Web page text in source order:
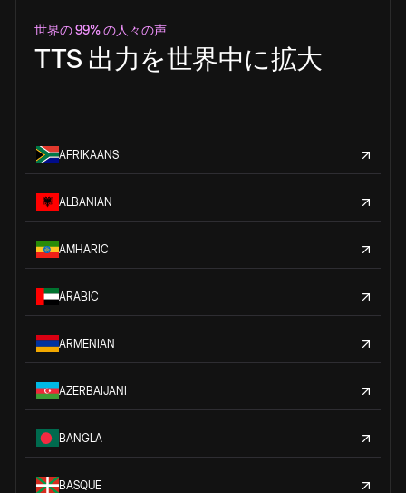
世界の 99% の人々の声
TTS 出力を世界中に拡大
AFRIKAANS
ALBANIAN
AMHARIC
ARABIC
ARMENIAN
AZERBAIJANI
BANGLA
BASQUE